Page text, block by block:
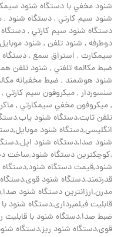
شنود سيم کارتي , دستگاه شنود
دستگاه شنود سيم کارتي ,
دوطرفه , شنود تلفن , شنود
سيمکارت , استراق سمع ,
ضبط مکالمه تلفني , شنود تلفن
شنود هوشمند , ضبط مخفيانه
, ميکروفون مخفي سيمکارتي ,
تلفن ثابت,دستگاه شنود
انگلیسی,دستگاه شنود
شنود صدا,دستگاه شنود
,کوچکترین دستگاه شنود,ساخت
شنود,قیمت دستگاه شنود,دستگاه
قدرتمند,دستگاه شنود
مدرن,ارزانترین دستگاه شنود
قابلیت فیلمبرداری,دستگاه شنود
ضبط صدا,دستگاه شنود با قابلیت
قوی,دستگاه شنود ریز,دستگاه